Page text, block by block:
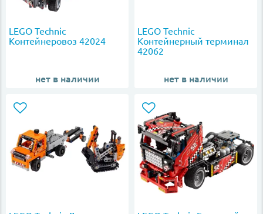
LEGO Technic
Контейнеровоз 42024
нет в наличии
LEGO Technic
Контейнерный терминал
42062
нет в наличии